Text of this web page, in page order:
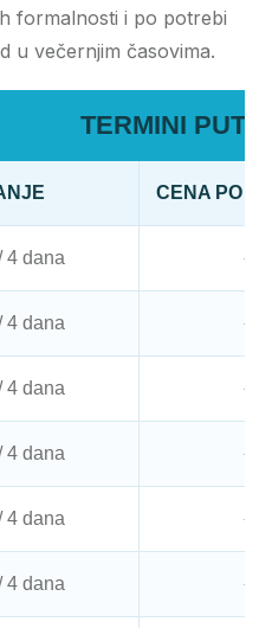
formalnosti i po potrebi
u večernjim časovima.
TERMINI
CENA PO
4 dana
4 dana
4 dana
4 dana
4 dana
4 dana